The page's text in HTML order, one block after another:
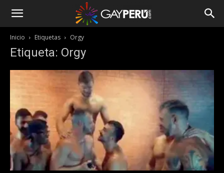
Inicio Etiquetas Orgy
Etiqueta: Orgy